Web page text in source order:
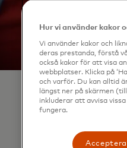
Hur vi använder kakor
Vi använder kakor och
deras prestanda, förstå
också kakor för att visa
webbplatser. Klicka på
och varför. Du kan alltid
längst ner på skärmen
inkluderar att avvisa
fungera.